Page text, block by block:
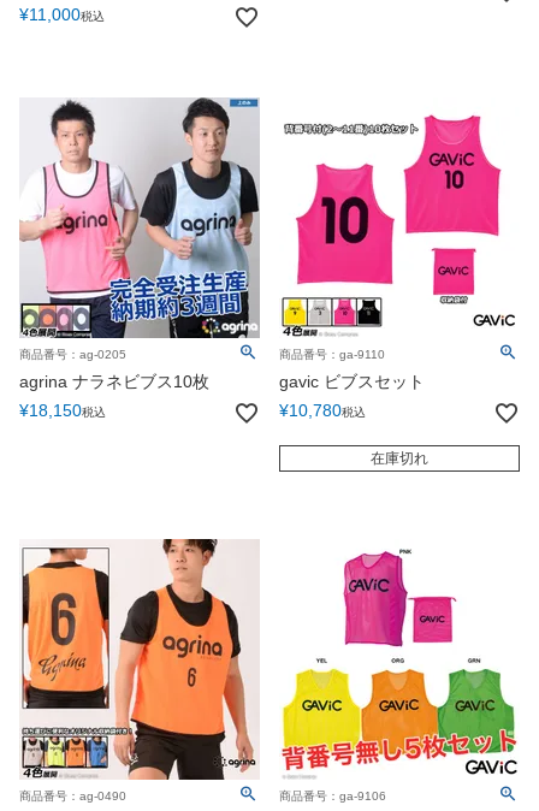
¥11,000税込
商品番号：ag-0205
agrina ナラネビブス10枚
¥18,150税込
商品番号：ga-9110
gavic ビブスセット
¥10,780税込
在庫切れ
商品番号：ag-0490 商品番号：ga-9106